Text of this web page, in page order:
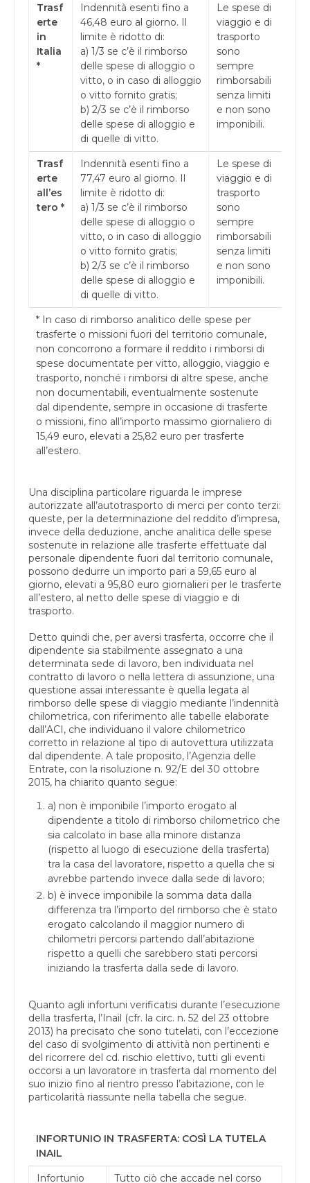
Trasf
erte
in
Italia
*
Indennità esenti fino a
46,48 euro al giorno. Il
limite è ridotto di:
a) 1/3 se c’è il rimborso
delle spese di alloggio o
vitto, o in caso di alloggio
o vitto fornito gratis;
b) 2/3 se c’è il rimborso
delle spese di alloggio e
di quelle di vitto.
Le spese di
viaggio e di
trasporto
sono
sempre
rimborsabili
senza limiti
e non sono
imponibili.
Trasf
erte
all’es
tero *
Indennità esenti fino a
77,47 euro al giorno. Il
limite è ridotto di:
a) 1/3 se c’è il rimborso
delle spese di alloggio o
vitto, o in caso di alloggio
o vitto fornito gratis;
b) 2/3 se c’è il rimborso
delle spese di alloggio e
di quelle di vitto.
Le spese di
viaggio e di
trasporto
sono
sempre
rimborsabili
senza limiti
e non sono
imponibili.
* In caso di rimborso analitico delle spese per
trasferte o missioni fuori del territorio comunale,
non concorrono a formare il reddito i rimborsi di
spese documentate per vitto, alloggio, viaggio e
trasporto, nonché i rimborsi di altre spese, anche
non documentabili, eventualmente sostenute
dal dipendente, sempre in occasione di trasferte
o missioni, fino all’importo massimo giornaliero di
15,49 euro, elevati a 25,82 euro per trasferte
all’estero.
Una disciplina particolare riguarda le imprese
autorizzate all’autotrasporto di merci per conto terzi:
queste, per la determinazione del reddito d’impresa,
invece della deduzione, anche analitica delle spese
sostenute in relazione alle trasferte effettuate dal
personale dipendente fuori dal territorio comunale,
possono dedurre un importo pari a 59,65 euro al
giorno, elevati a 95,80 euro giornalieri per le trasferte
all’estero, al netto delle spese di viaggio e di
trasporto.
Detto quindi che, per aversi trasferta, occorre che il
dipendente sia stabilmente assegnato a una
determinata sede di lavoro, ben individuata nel
contratto di lavoro o nella lettera di assunzione, una
questione assai interessante è quella legata al
rimborso delle spese di viaggio mediante l’indennità
chilometrica, con riferimento alle tabelle elaborate
dall’ACI, che individuano il valore chilometrico
corretto in relazione al tipo di autovettura utilizzata
dal dipendente. A tale proposito, l’Agenzia delle
Entrate, con la risoluzione n. 92/E del 30 ottobre
2015, ha chiarito quanto segue:
a) non è imponibile l’importo erogato al
dipendente a titolo di rimborso chilometrico che
sia calcolato in base alla minore distanza
(rispetto al luogo di esecuzione della trasferta)
tra la casa del lavoratore, rispetto a quella che si
avrebbe partendo invece dalla sede di lavoro;
b) è invece imponibile la somma data dalla
differenza tra l’importo del rimborso che è stato
erogato calcolando il maggior numero di
chilometri percorsi partendo dall’abitazione
rispetto a quelli che sarebbero stati percorsi
iniziando la trasferta dalla sede di lavoro.
Quanto agli infortuni verificatisi durante l’esecuzione
della trasferta, l’Inail (cfr. la circ. n. 52 del 23 ottobre
2013) ha precisato che sono tutelati, con l’eccezione
del caso di svolgimento di attività non pertinenti e
del ricorrere del cd. rischio elettivo, tutti gli eventi
occorsi a un lavoratore in trasferta dal momento del
suo inizio fino al rientro presso l’abitazione, con le
particolarità riassunte nella tabella che segue.
INFORTUNIO IN TRASFERTA: COSÌ LA TUTELA
INAIL
Infortunio
Tutto ciò che accade nel corso